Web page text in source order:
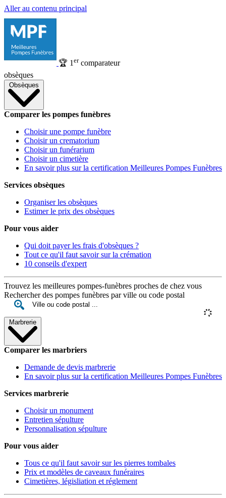
Aller au contenu principal
🏆 1 ercomparateur
obsèques
Obsèques
Comparer les pompes funèbres
Choisir une pompe funèbre
Choisir un crematorium
Choisir un funérarium
Choisir un cimetière
En savoir plus sur la certification Meilleures Pompes Funèbres
Services obsèques
Organiser les obsèques
Estimer le prix des obsèques
Pour vous aider
Qui doit payer les frais d'obsèques ?
Tout ce qu'il faut savoir sur la crémation
10 conseils d'expert
Trouvez les meilleures pompes-funèbres proches de chez vous
Rechercher des pompes funèbres par ville ou code postal
Marbrerie
Comparer les marbriers
Demande de devis marbrerie
En savoir plus sur la certification Meilleures Pompes Funèbres
Services marbrerie
Choisir un monument
Entretien sépulture
Personnalisation sépulture
Pour vous aider
Tous ce qu'il faut savoir sur les pierres tombales
Prix et modèles de caveaux funéraires
Cimetières, législiation et réglement